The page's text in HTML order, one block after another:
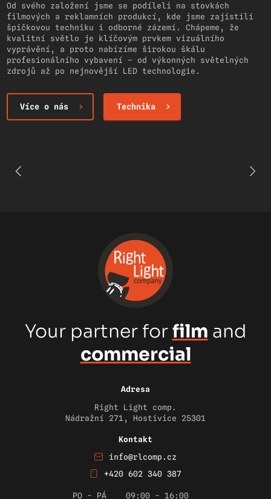
Od svého založení jsme se podíleli na stovkách
filmových a reklamních produkcí, kde jsme zajistili
špičkovou techniku i odborné zázemí. Chápeme, že
kvalitní světlo je klíčovým prvkem vizuálního
vyprávění, a proto nabízíme širokou škálu
profesionálního vybavení – od výkonných světelných
zdrojů až po nejnovější LED technologie.
Více o nás Technika
Your partner forfilm and
commercial
Adresa
Right Light comp.
Nádražní 271, Hostivice 25301
Kontakt
info@rlcomp.cz
+420 602 340 387
PO - PÁ 09:00 - 16:00